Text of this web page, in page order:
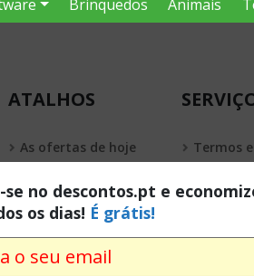
Brinquedos Animais
se no descontos.pt e
os dias! É grátis!
ATALHOS
As ofertas de hoje
Termos
Política